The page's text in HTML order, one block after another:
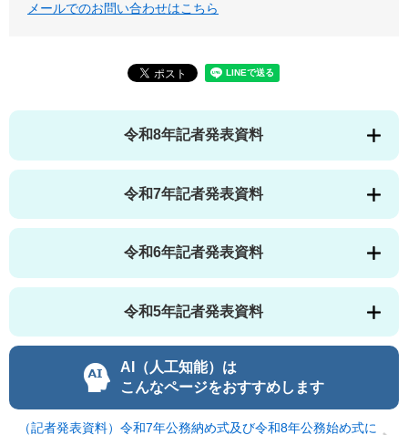
メールでのお問い合わせはこちら
令和8年記者発表資料
令和7年記者発表資料
令和6年記者発表資料
令和5年記者発表資料
AI（人工知能）は
こんなページをおすすめします
（記者発表資料）令和7年公務納め式及び令和8年公務始め式に